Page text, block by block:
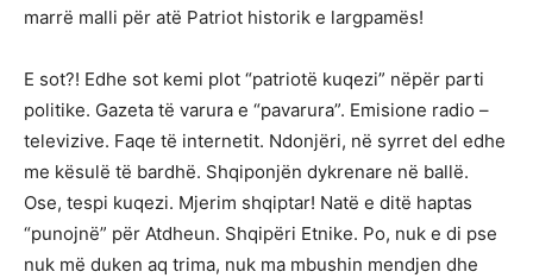
marrë malli për atë Patriot historik e largpamës!
E sot?! Edhe sot kemi plot “patriotë kuqezi” nëpër parti
politike. Gazeta të varura e “pavarura”. Emisione radio –
televizive. Faqe të internetit. Ndonjëri, në syrret del edhe
me kësulë të bardhë. Shqiponjën dykrenare në ballë.
Ose, tespi kuqezi. Mjerim shqiptar! Natë e ditë haptas
“punojnë” për Atdheun. Shqipëri Etnike. Po, nuk e di pse
nuk më duken aq trima, nuk ma mbushin mendjen dhe